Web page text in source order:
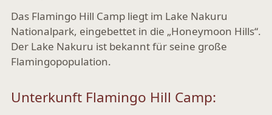
Das Flamingo Hill Camp liegt im Lake Nakuru
Nationalpark, eingebettet in die „Honeymoon Hills“.
Der Lake Nakuru ist bekannt für seine große
Flamingopopulation.
Unterkunft Flamingo Hill Camp: